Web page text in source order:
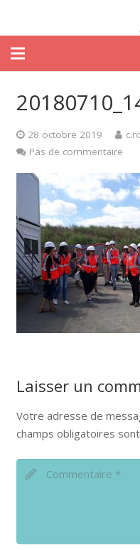
28 octobre 2019
Pas de commentaire
Laisser un
Votre adresse de
champs obligatoires